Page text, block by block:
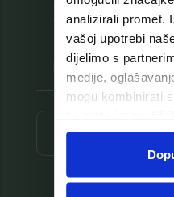
analizirali promet.
vašoj upotrebi
dijelimo s
medije,
mogu kombinirati
ste upotrebljavali
Prijavite se